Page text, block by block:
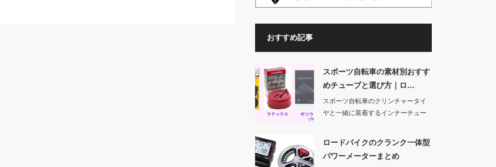
おすすめ記事
スポーツ自転車の素材別おすす
めチューブと選び方｜ロ…
スポーツ自転車のクリンチャータイ
ヤと一緒に装着するインナーチュー
ロードバイクのクランク一体型
パワーメーターまとめ